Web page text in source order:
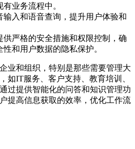
业务流程中。
输入和语音查询，提升用户体验和
供严格的安全措施和权限控制，确
和用户数据的隐私保护。
业和组织，特别是那些需要管理大
如IT服务、客户支持、教育培训、
过提供智能化的问答和知识管理功
提高信息获取的效率，优化工作流